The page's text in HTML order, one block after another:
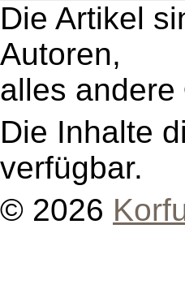
Die Artikel
Autoren,
alles
Die Inhalte
verfügbar.
© 2026